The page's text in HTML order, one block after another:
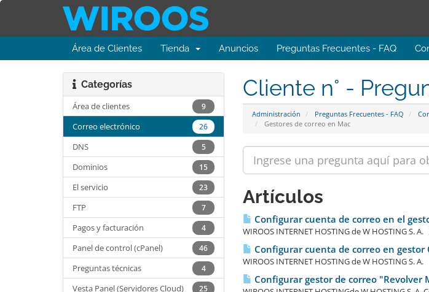
Área de Clientes Tienda Anuncios Preguntas Frecuentes - FAQ
Cliente n° -
Administración Preguntas Frecuentes - FAQ
Gestores de correo en Mac
Categorías
9
Área de clientes
26
Correo electrónico
5
DNS
15
Dominios
23
El servicio
7
FTP
4
Pagos y facturación
46
Panel de control (cPanel)
4
Preguntas técnicas
25
Vesta Panel (Servidores Cloud)
Artículos
Configurar cuenta de correo en el
WIROOS INTERNET HOSTING de W HOSTING
Configurar cuenta de correo en gestor
WIROOS INTERNET HOSTING de W HOSTING
Configurar gestor de correo "Revolver